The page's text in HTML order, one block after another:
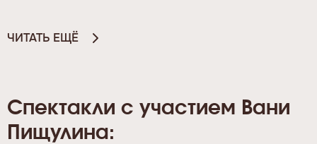
ЧИТАТЬ ЕЩЁ
Спектакли с участием Вани
Пищулина: